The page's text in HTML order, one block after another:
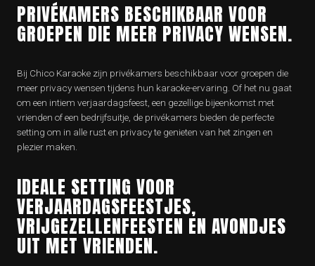
PRIVÉKAMERS BESCHIKBAAR VOOR
GROEPEN DIE MEER PRIVACY WENSEN.
Bij Chico Karaoke zijn privékamers beschikbaar voor groepen die
meer privacy wensen tijdens hun karaoke-ervaring. Of het nu gaat
om een intiem verjaardagsfeest, een gezellige bijeenkomst met
vrienden of een bedrijfsuitje, de privékamers bieden de perfecte
setting om in alle rust en privacy te genieten van het zingen en
plezier maken.
IDEALE SETTING VOOR
VERJAARDAGSFEESTJES,
VRIJGEZELLENFEESTEN EN AVONDJES
UIT MET VRIENDEN.